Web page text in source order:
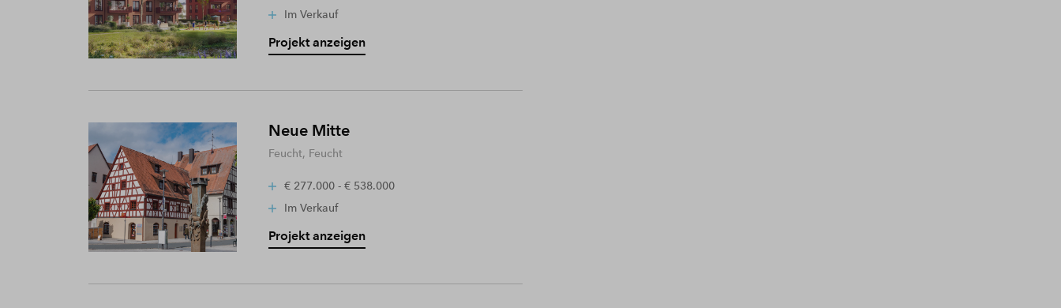
Im Verkauf
Projekt anzeigen
Neue Mitte
Feucht, Feucht
€ 277.000 - € 538.000
Im Verkauf
Projekt anzeigen